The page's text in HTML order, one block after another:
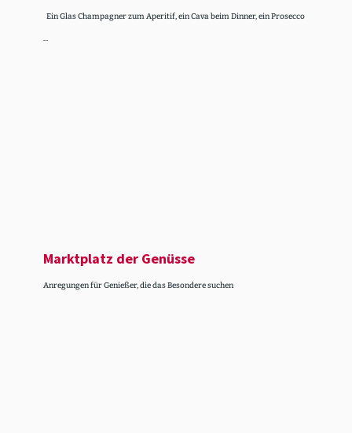
Ein Glas Champagner zum Aperitif, ein Cava beim Dinner, ein Prosecco
...
Markt­platz der Genüsse
Anregungen für Genießer, die das Besondere suchen